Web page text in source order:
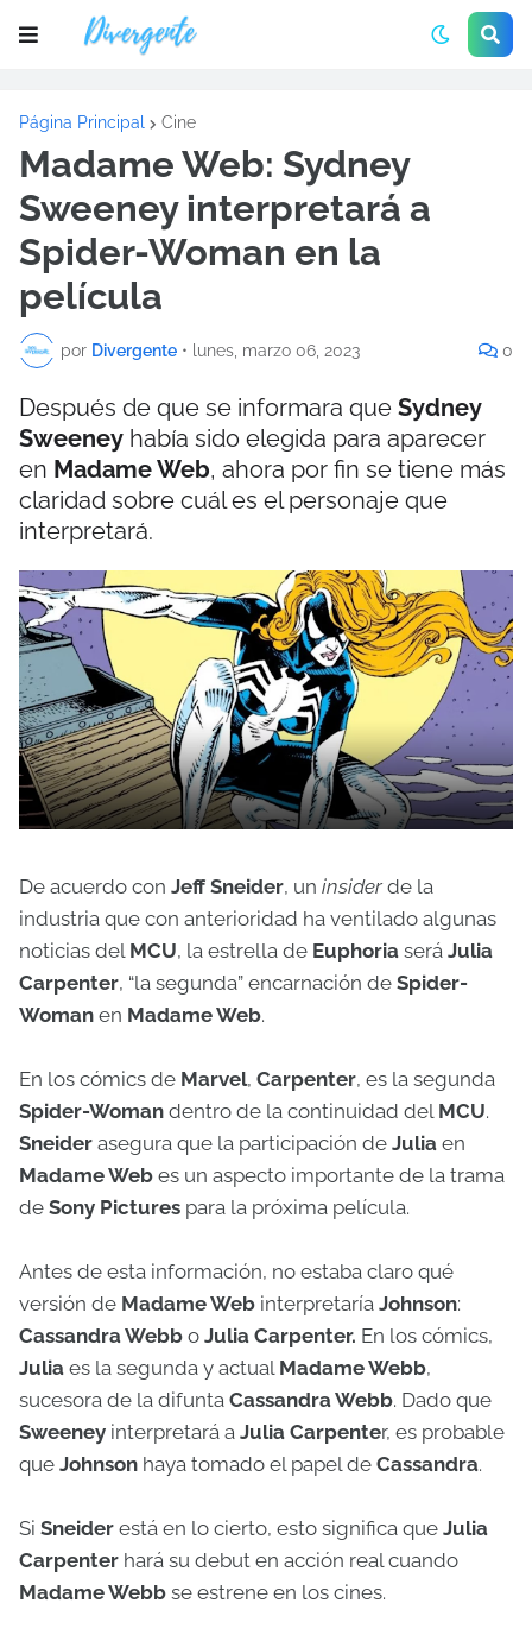
Página Principal Cine
Madame Web: Sydney
Sweeney interpretará a
Spider-Woman en la
película
por Divergente • lunes, marzo 06, 2023 0
Después de que se informara que Sydney
Sweeney había sido elegida para aparecer
en Madame Web, ahora por fin se tiene más
claridad sobre cuál es el personaje que
interpretará.
De acuerdo con Jeff Sneider, un insiderde la
industria que con anterioridad ha ventilado algunas
noticias del MCU, la estrella de Euphoria será Julia
Carpenter, “la segunda” encarnación de Spider-
Woman en Madame Web.
En los cómics de Marvel, Carpenter, es la segunda
Spider-Woman dentro de la continuidad del MCU.
Sneider asegura que la participación de Julia en
Madame Web es un aspecto importante de la trama
de Sony Pictures para la próxima película.
Antes de esta información, no estaba claro qué
versión de Madame Web interpretaría Johnson:
Cassandra Webb o Julia Carpenter. En los cómics,
Julia es la segunda y actual Madame Webb,
sucesora de la difunta Cassandra Webb. Dado que
Sweeney interpretará a Julia Carpenter, es probable
que Johnson haya tomado el papel de Cassandra.
Si Sneider está en lo cierto, esto significa que Julia
Carpenter hará su debut en acción real cuando
Madame Webb se estrene en los cines.